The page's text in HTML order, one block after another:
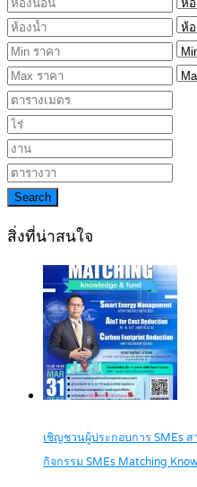
Search
สิ่งที่น่าสนใจ
เชิญชวนผู้ประกอบการ SMEs ส
กิจกรรม SMEs Matching